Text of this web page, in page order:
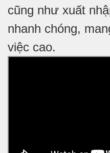
cũng như xuất
nhanh chóng,
việc cao.